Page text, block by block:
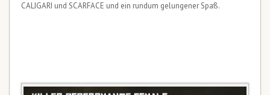
CALIGARI und SCARFACE und ein rundum gelungener Spaß.